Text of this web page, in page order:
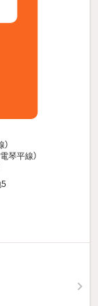
琴平線）
5